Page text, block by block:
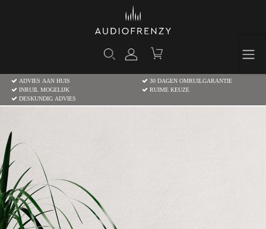
ADVIES AAN HUIS
30 DAGEN OMRUILGARANTIE
INRUIL MOGELIJK
RUIME KEUZE
DESKUNDIG ADVIES